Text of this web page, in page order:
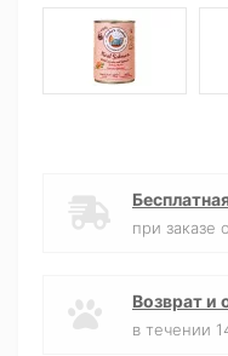
при заказе
Возврат и
в течении